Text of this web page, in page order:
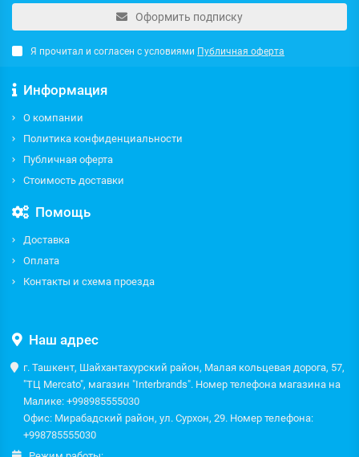
Оформить подписку
Я прочитал и согласен с условиями Публичная оферта
Информация
О компании
Политика конфиденциальности
Публичная оферта
Стоимость доставки
Помощь
Доставка
Оплата
Контакты и схема проезда
Наш адрес
г. Ташкент, Шайхантахурский район, Малая кольцевая дорога, 57,
"ТЦ Mercato", магазин "Interbrands". Номер телефона магазина на
Малике: +998985555030
Офис: Мирабадский район, ул. Сурхон, 29. Номер телефона:
+998785555030